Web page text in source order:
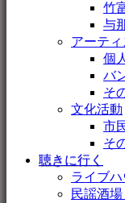
竹
与
アーティ
個人
バ
そ
文化活動
市
そ
聴きに行く
ライブハ
民謡酒